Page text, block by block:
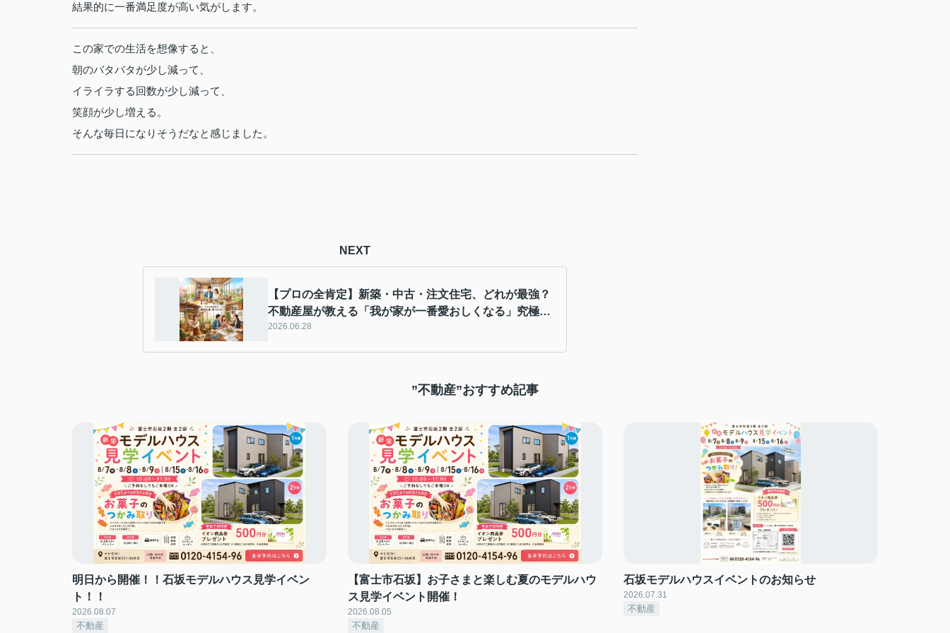
結果的に一番満足度が高い気がします。
この家での生活を想像すると、
朝のバタバタが少し減って、
イライラする回数が少し減って、
笑顔が少し増える。
そんな毎日になりそうだなと感じました。
NEXT
【プロの全肯定】新築・中古・注文住宅、どれが最強？
不動産屋が教える「我が家が一番愛おしくなる」究極の
選び方
2026.06.28
”不動産”おすすめ記事
明日から開催！！石坂モデルハウス見学イベン
ト！！
2026.08.07
不動産
【富士市石坂】お子さまと楽しむ夏のモデルハウ
ス見学イベント開催！
2026.08.05
不動産
石坂モデルハウスイベントのお知らせ
2026.07.31
不動産